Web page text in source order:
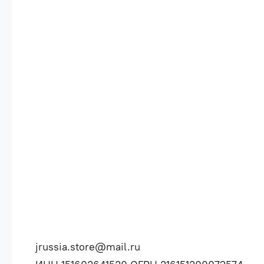
jrussia.store@mail.ru